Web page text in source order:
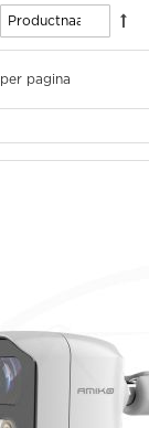
per pagina